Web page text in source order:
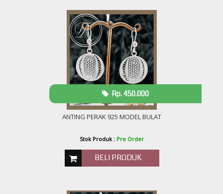
ANTING PERAK 925 MODEL BULAT
Rp. 450.000
Stok Produk : Pre Order
BELI PRODUK